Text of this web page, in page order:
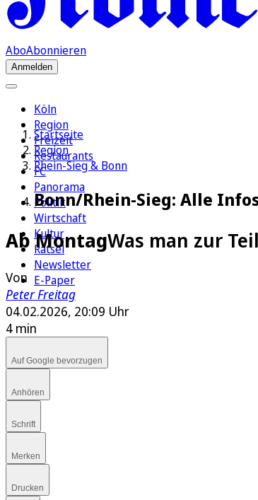
AboAbonnieren
Anmelden
Köln
Region
Freizeit
Restaurants
FC
Panorama
Politik
Wirtschaft
Kultur
Rätsel
Newsletter
E-Paper
Startseite
Region
Rhein-Sieg & Bonn
Bonn/Rhein-Sieg: Alle
Ab MontagWas man zur
Von
Peter Freitag
04.02.2026, 20:09 Uhr
4 min
Auf Google bevorzugen
Anhören
Schrift
Merken
Drucken